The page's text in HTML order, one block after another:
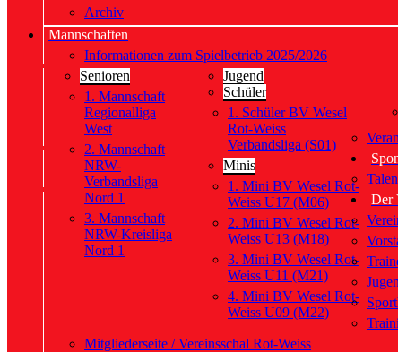
Archiv
Mannschaften
Informationen zum Spielbetrieb 2025/2026
Senioren
1. Mannschaft
Regionalliga
West
2. Mannschaft
NRW-
Verbandsliga
Nord 1
3. Mannschaft
NRW-Kreisliga
Nord 1
Jugend
Schüler
1. Schüler BV Wesel
Rot-Weiss
Verbandsliga (S01)
Minis
1. Mini BV Wesel Rot-
Weiss U17 (M06)
2. Mini BV Wesel Rot-
Weiss U13 (M18)
3. Mini BV Wesel Rot-
Weiss U11 (M21)
4. Mini BV Wesel Rot-
Weiss U09 (M22)
Der
Mitgliederseite / Vereinsschal Rot-Weiss